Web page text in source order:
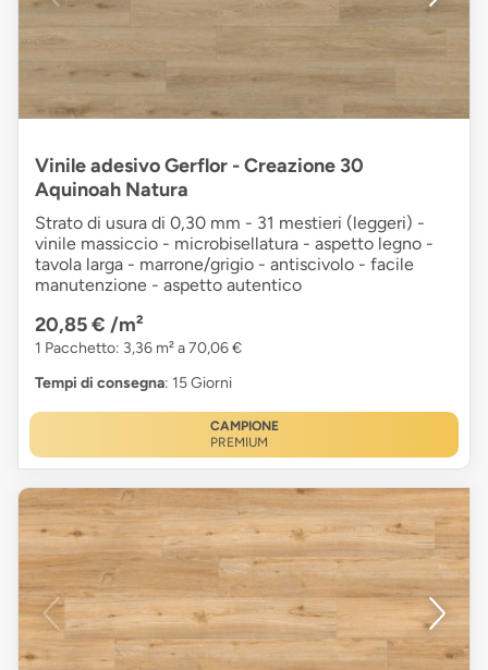
Vinile adesivo Gerflor - Creazione 30
Aquinoah Natura
Strato di usura di 0,30 mm - 31 mestieri (leggeri) -
vinile massiccio - microbisellatura - aspetto legno -
tavola larga - marrone/grigio - antiscivolo - facile
manutenzione - aspetto autentico
20,85 € /m²
1 Pacchetto: 3,36 m² a 70,06 €
Tempi di consegna: 15 Giorni
CAMPIONE
PREMIUM